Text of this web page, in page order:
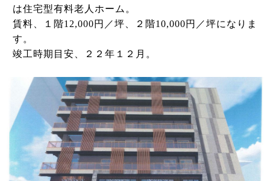
は住宅型有料老人ホーム。
賃料、１階12,000円／坪、２階10,000円／坪になりま
す。
竣工時期目安、２２年１２月。